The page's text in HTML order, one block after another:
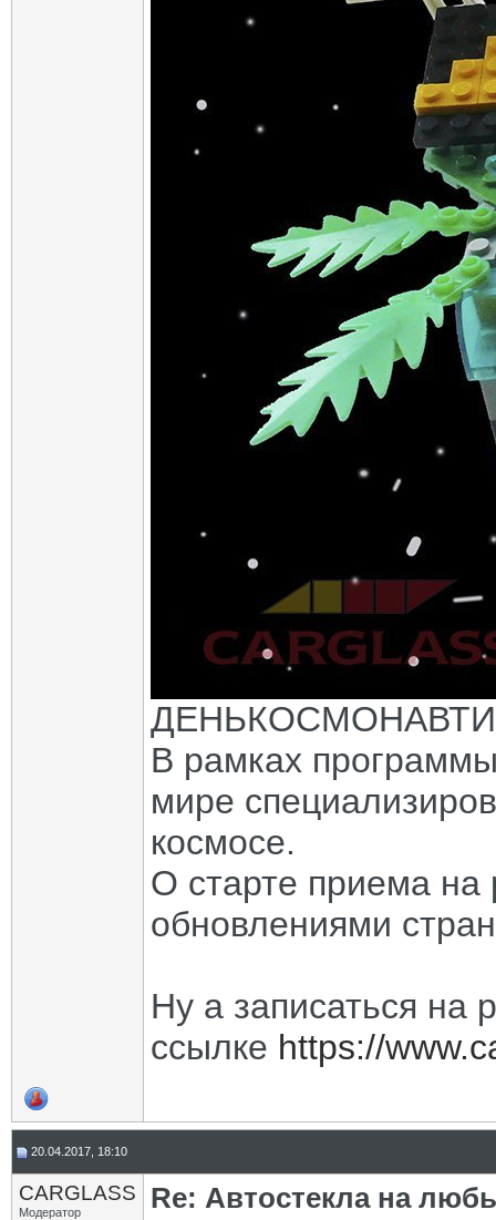
В рамках
мире
космосе.
О старте приема на
обновлениями
Ну а записаться на
ссылке https://
20.04.2017, 18:10
CARGLASS
Модератор
Re: Автостекла на